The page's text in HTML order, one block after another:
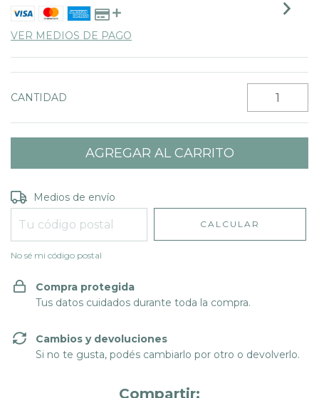
VER MEDIOS DE PAGO
CANTIDAD
Entregas para el CP:
Medios de envío
CALCULAR
No sé mi código postal
Compra protegida
Tus datos cuidados durante toda la compra.
Cambios y devoluciones
Si no te gusta, podés cambiarlo por otro o devolverlo.
Compartir: